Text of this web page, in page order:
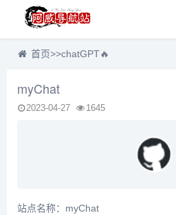
首页>>chatGPT🔥
myChat
2023-04-27 1645
站点名称：myChat